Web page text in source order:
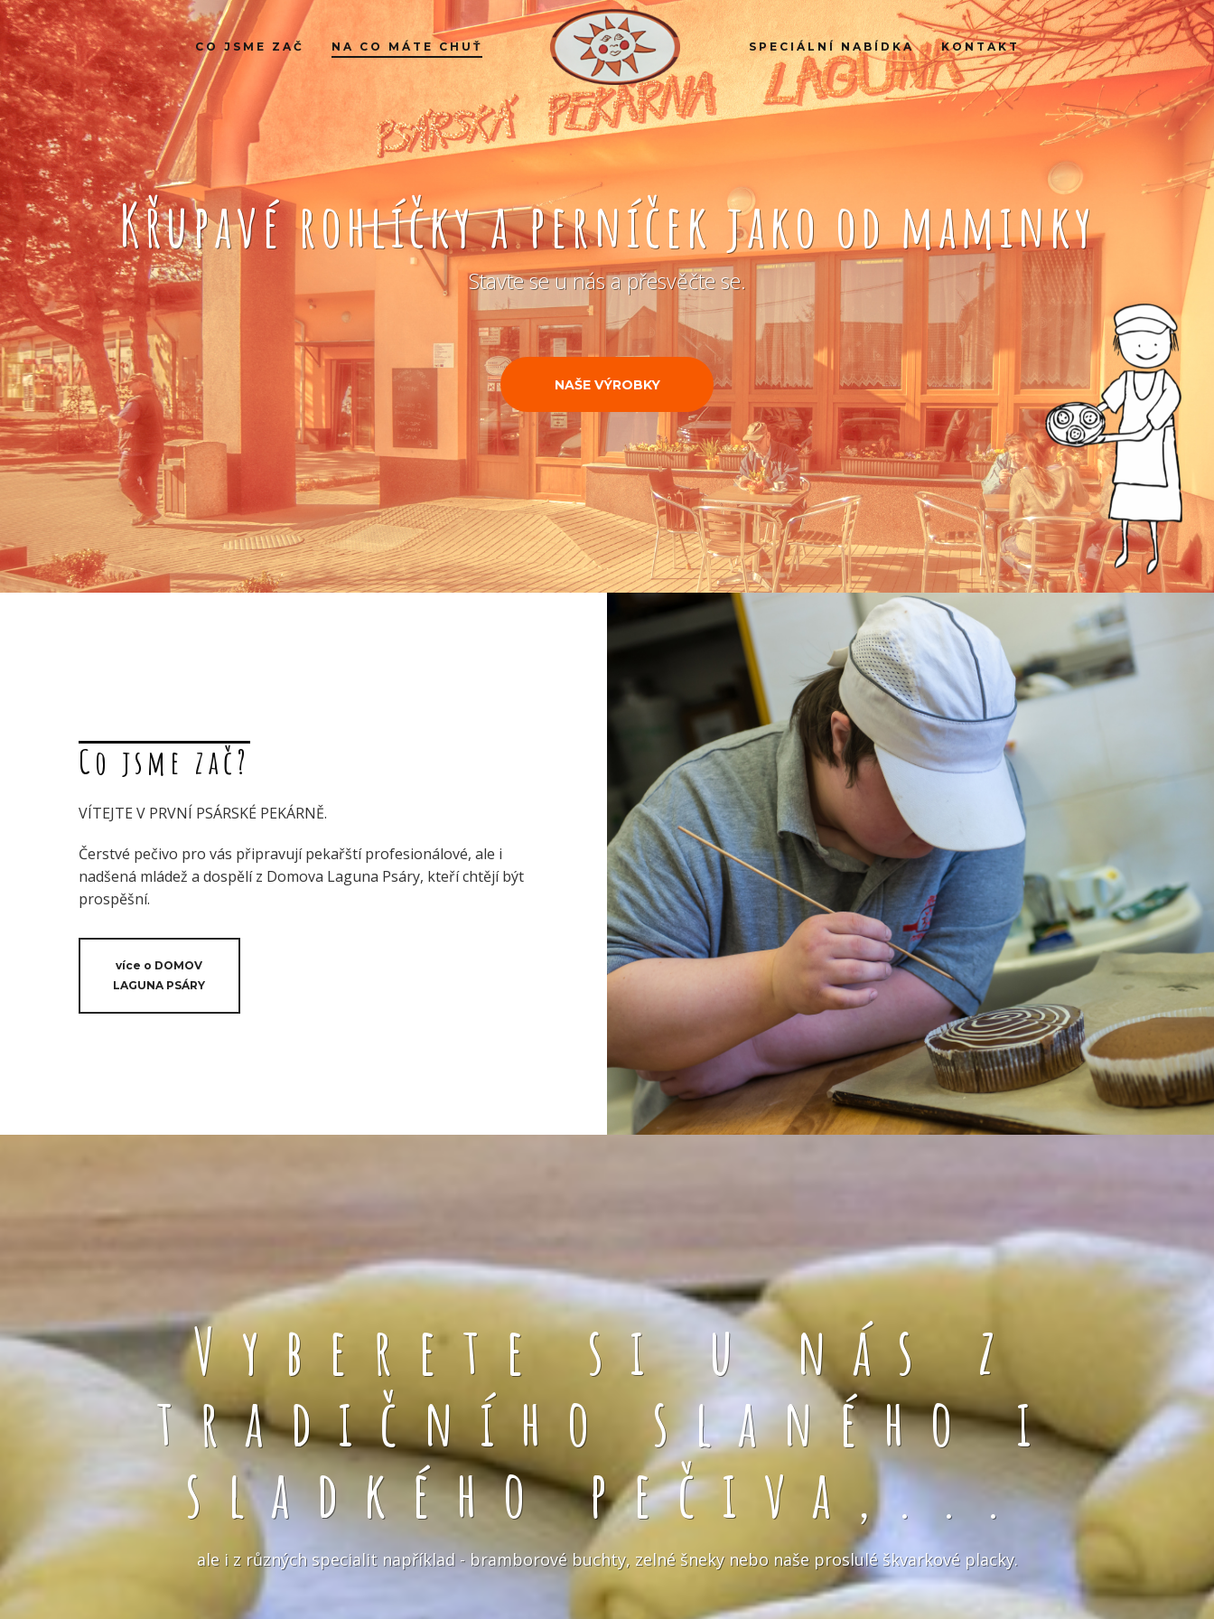
CO JSME ZAČ NA CO MÁTE CHUŤ SPECIÁLNÍ NABÍDKA KONTAKT
Křupavé rohlíčky a perníček jako od maminky
Stavte se u nás a přesvěčte se.
NAŠE VÝROBKY
Co jsme zač?
VÍTEJTE V PRVNÍ PSÁRSKÉ PEKÁRNĚ.
Čerstvé pečivo pro vás připravují pekařští profesionálové, ale i
nadšená mládež a dospělí z Domova Laguna Psáry, kteří chtějí být
prospěšní.
více o DOMOV
LAGUNA PSÁRY
Vyberete si u nás z
tradičního slaného i
sladkého pečiva,...
ale i z různých specialit například - bramborové buchty, zelné šneky nebo naše proslulé škvarkové placky.